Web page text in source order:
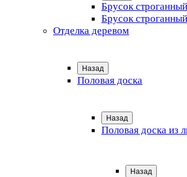
Брусок
Брусок
Отделка деревом
Назад
Половая доска
Назад
Половая доска из
Назад